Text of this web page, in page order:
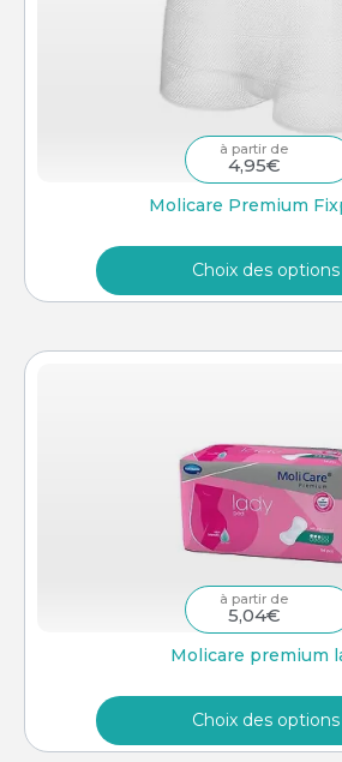
Molicare Premium
4,95€
Choix des options
Molicare premium
5,04€
–
Choix des options